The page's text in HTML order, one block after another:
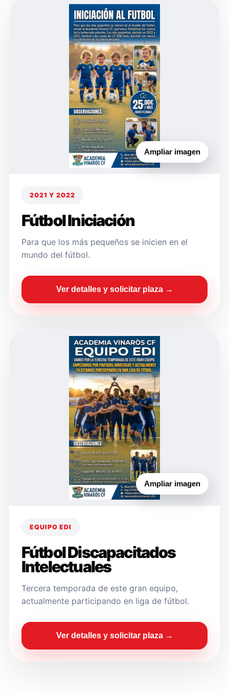
Ampliar imagen
2021 Y 2022
Fútbol Iniciación
Para que los más pequeños se inicien en el
mundo del fútbol.
Ver detalles y solicitar plaza →
Ampliar imagen
EQUIPO EDI
Fútbol Discapacitados
Intelectuales
Tercera temporada de este gran equipo,
actualmente participando en liga de fútbol.
Ver detalles y solicitar plaza →